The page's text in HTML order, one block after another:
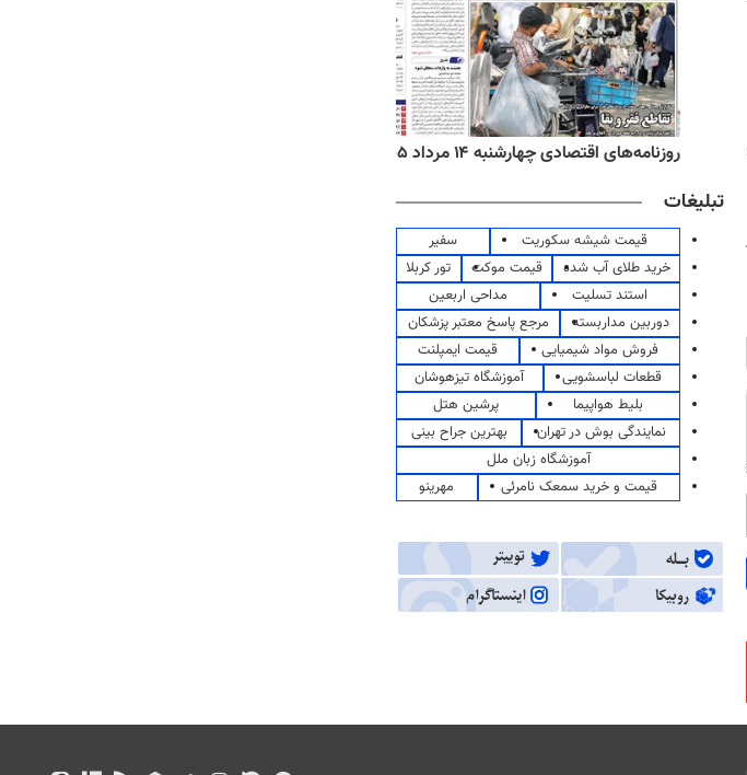
روزنامه‌های اقتصادی چهارشنبه ۱۴ مرداد ۱۴۰۵
تبلیغات
قیمت شیشه سکوریت
سفیر
خرید طلای آب شده
قیمت موکت
تور کربلا
استند تسلیت
مداحی اربعین
دوربین مداربسته
مرجع پاسخ معتبر پزشکان
فروش مواد شیمیایی
قیمت ایمپلنت
قطعات لباسشویی
آموزشگاه تیزهوشان
بلیط هواپیما
پرشین هتل
نمایندگی بوش در تهران
بهترین جراح بینی
آموزشگاه زبان ملل
قیمت و خرید سمعک نامرئی
مهرینو